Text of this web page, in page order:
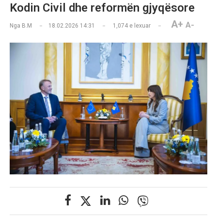
Kodin Civil dhe reformën gjyqësore
Nga B.M 18.02.2026 14:31 1,074 e lexuar A+ A-